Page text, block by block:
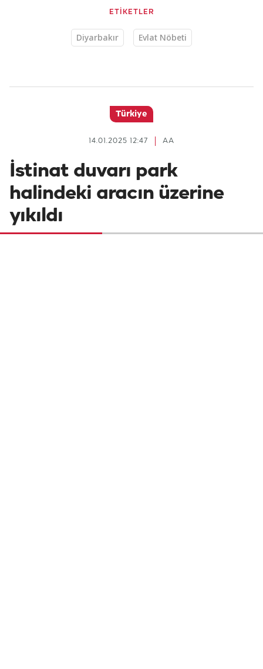
ETİKETLER
Diyarbakır Evlat Nöbeti
Türkiye
AA
14.01.2025 12:47
İstinat duvarı park
halindeki aracın üzerine
yıkıldı